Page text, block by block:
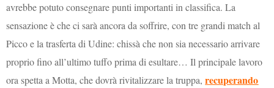
avrebbe potuto consegnare punti importanti in classifica. La
sensazione è che ci sarà ancora da soffrire, con tre grandi match al
Picco e la trasferta di Udine: chissà che non sia necessario arrivare
proprio fino all’ultimo tuffo prima di esultare… Il principale lavoro
ora spetta a Motta, che dovrà rivitalizzare la truppa,recuperando